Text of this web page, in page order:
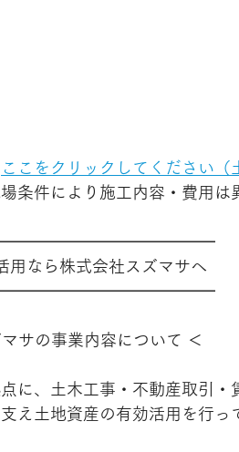
ここをクリックしてください（
条件により施工内容・費用は
用なら株式会社スズマサへ
サの事業内容について ＜
に、土木工事・不動産取引・
え土地資産の有効活用を行っ